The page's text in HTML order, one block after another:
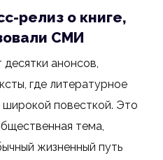
релиз о книге,
СМИ
десятки анонсов,
где литературное
повесткой. Это
тема,
жизненный путь